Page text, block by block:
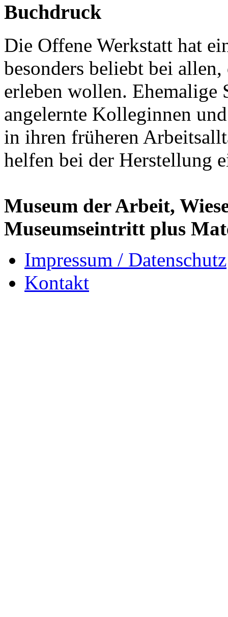
Buchdruck
Die Offene Werkstatt hat
besonders beliebt bei
erleben wollen. Ehemalige
angelernte Kolleginnen
in ihren früheren
helfen bei der Herstellung
Museum der Arbeit,
Museumseintritt plus
Impressum / Datenschutz
Kontakt